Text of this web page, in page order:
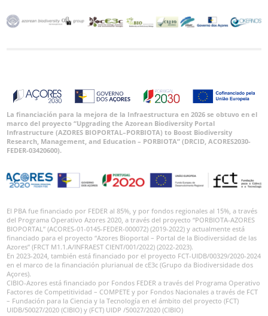
La financiación para la mejora de la Infraestructura en 2026 se obtuvo en el
marco del proyecto “Upgrading the Azorean Biodiversity Portal
Infrastructure (AZORES BIOPORTAL–PORBIOTA) to Boost Biodiversity
Research, Management, and Education – PORBIOTA” (DRCID, ACORES2030-
FEDER-03420600).
El PBA fue financiado por FEDER al 85%, y por fondos regionales al 15%, a través
del Programa Operativo Azores 2020, a través del proyecto “PORBIOTA-AZORES
BIOPORTAL” (ACORES-01-0145-FEDER-000072) (2019-2022) y actualmente está
financiado para el proyecto “Azores Bioportal – Portal de la Biodiversidad de las
Azores” (FRCT M1.1.A/INFRAEST CIENT/001/2022) (2022-2023).
En 2023-2024, también está financiado por el proyecto FCT-UIDB/00329/2020-2024
en el marco de la financiación plurianual de cE3c (Grupo da Biodiversidade dos
Açores).
CIBIO-Azores está financiado por Fondos FEDER a través del Programa Operativo
Factores de Competitividad – COMPETE y por Fondos Nacionales a través de FCT
– Fundación para la Ciencia y la Tecnología en el ámbito del proyecto (FCT)
UIDB/50027/2020 (CIBIO) y (FCT) UIDP /50027/2020 (CIBIO)